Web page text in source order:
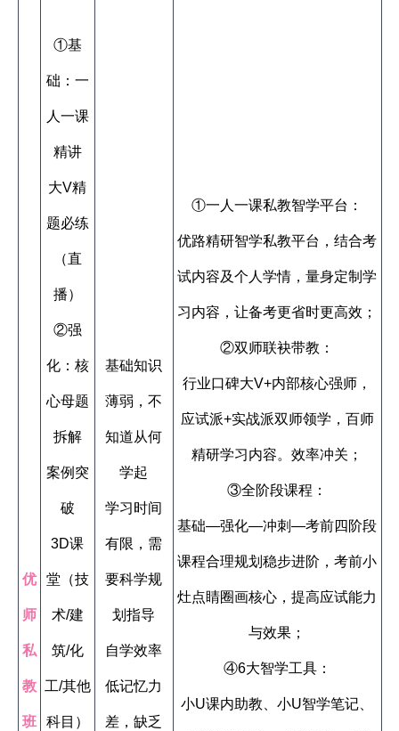
优
师
私
教
班
①基
础：一
人一课
精讲
大V精
题必练
（直
播）
②强
化：核
心母题
拆解
案例突
破
3D课
堂（技
术/建
筑/化
工/其他
科目）
基础知识
薄弱，不
知道从何
学起
学习时间
有限，需
要科学规
划指导
自学效率
低记忆力
差，缺乏
①一人一课私教智学平台：
优路精研智学私教平台，结合考
试内容及个人学情，量身定制学
习内容，让备考更省时更高效；
②双师联袂带教：
行业口碑大V+内部核心强师，
应试派+实战派双师领学，百师
精研学习内容。效率冲关；
③全阶段课程：
基础—强化—冲刺—考前四阶段
课程合理规划稳步进阶，考前小
灶点睛圈画核心，提高应试能力
与效果；
④6大智学工具：
小U课内助教、小U智学笔记、